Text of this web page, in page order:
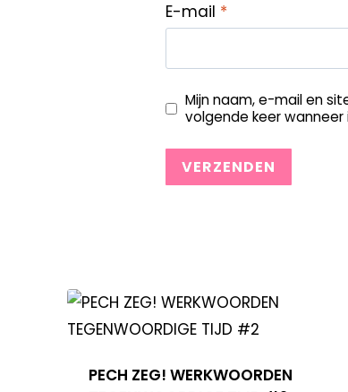
E-mail *
Mijn naam, e-mail en
volgende keer
PECH ZEG! WERKWOORDEN